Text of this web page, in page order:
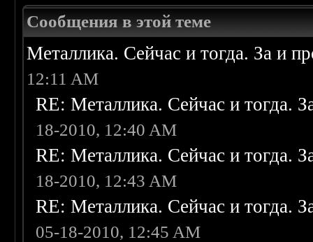
Сообщения в этой теме
Металлика. Сейчас и тогда. За и
12:11 AM
RE: Металлика. Сейчас и тогда.
18-2010, 12:40 AM
RE: Металлика. Сейчас и тогда.
18-2010, 12:43 AM
RE: Металлика. Сейчас и тогда.
05-18-2010, 12:45 AM